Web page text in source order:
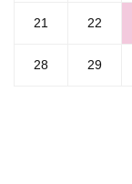
21 22
28 29